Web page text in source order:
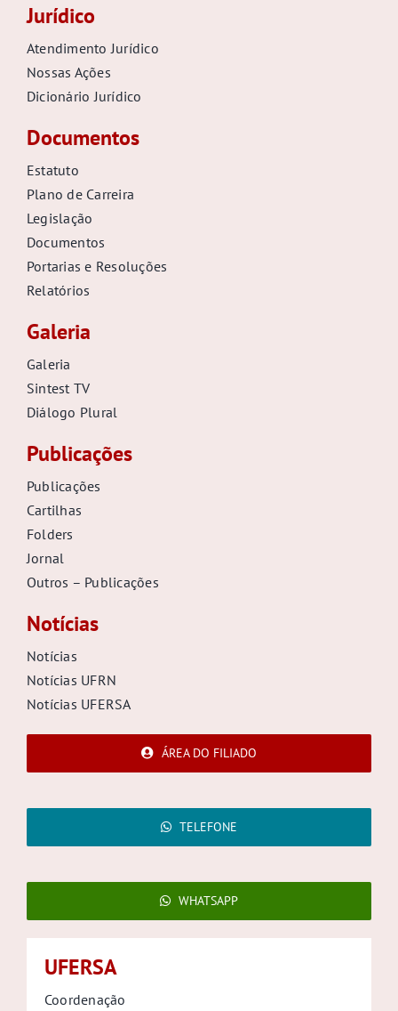
Jurídico
Atendimento Jurídico
Nossas Ações
Dicionário Jurídico
Documentos
Estatuto
Plano de Carreira
Legislação
Documentos
Portarias e Resoluções
Relatórios
Galeria
Galeria
Sintest TV
Diálogo Plural
Publicações
Publicações
Cartilhas
Folders
Jornal
Outros – Publicações
Notícias
Notícias
Notícias UFRN
Notícias UFERSA
ÁREA DO FILIADO
TELEFONE
WHATSAPP
UFERSA
Coordenação